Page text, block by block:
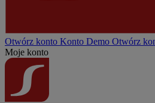
Otwórz konto Konto Demo Otwórz
Moje konto